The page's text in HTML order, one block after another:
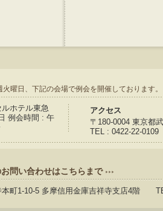
火曜日、下記の会場で例会を開催しております。
ホテル東急
例会時間 : 午
アクセス
〒180-0004 東京都
TEL : 0422-22-
問い合わせはこちらまで
本町1-10-5 多摩信用金庫吉祥寺支店4